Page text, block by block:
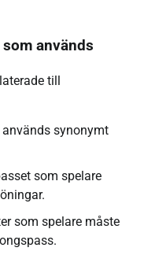
används
till
synonymt
som spelare
som spelare måste